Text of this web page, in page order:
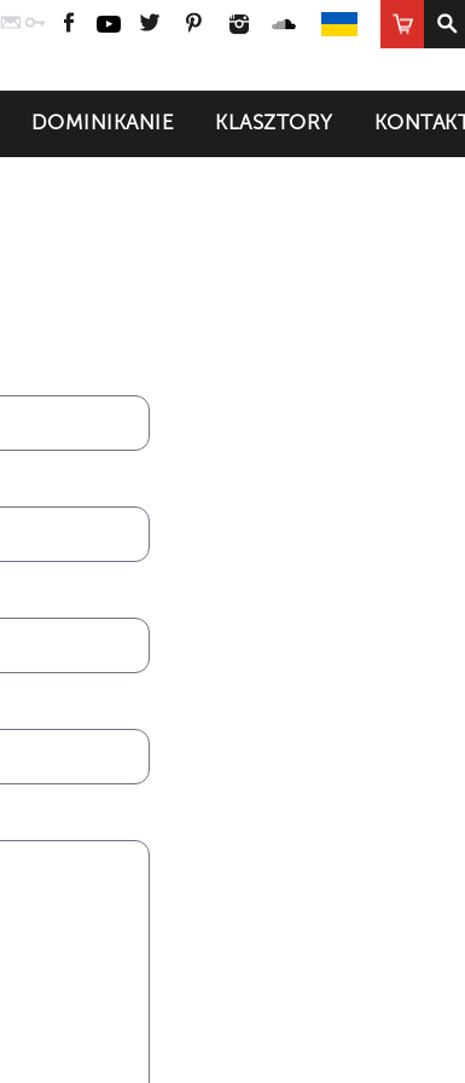
PocztaLogowanie
Facebook
YouTubeTwitterPinterestInstagramSoundCloud
UA
Sklep
KONTAKT
KLASZTORY
DOMINIKANIE